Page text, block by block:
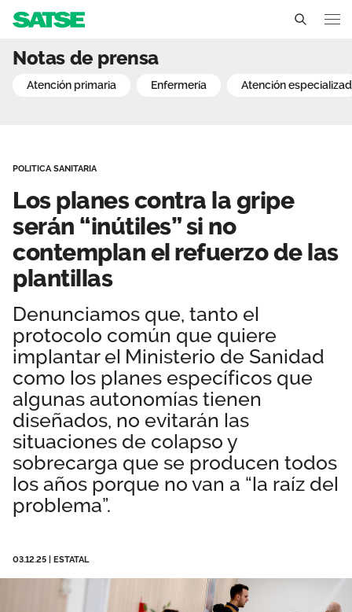
Delegados Sindicales
Estructura organizativa
Transparencia
Secciones Sindicales
Servicios
Actualidad
Temas
Sala de prensa
Empleo
Documentos
Publicaciones
Vídeos
Galicia
Contáctanos
Únete
Los planes contra la
Notas de prensa
atención primaria enfermería atención
POLITICA SANITARIA
Los planes contra la gripe
serán “inútiles” si no
contemplan el refuerzo de las
plantillas
Denunciamos que, tanto el
protocolo común que quiere
implantar el Ministerio de Sanidad
como los planes específicos que
algunas autonomías tienen
diseñados, no evitarán las
situaciones de colapso y
sobrecarga que se producen todos
los años porque no van a “la raíz del
problema”.
03.12.25 ESTATAL